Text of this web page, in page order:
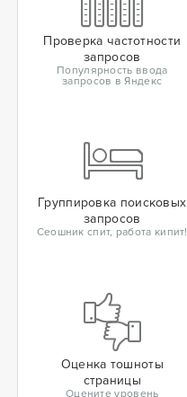
Проверка частотности
запросов
Популярность ввода
запросов в Яндекс
Группировка поисковых
запросов
Сеошник спит, работа кипит!
Оценка тошноты
страницы
Оцените уровень